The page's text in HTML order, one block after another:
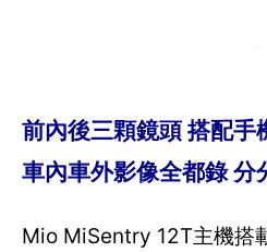
前內後三顆鏡頭 搭配
車內車外影像全都錄 分
Mio MiSentry 12T主機搭